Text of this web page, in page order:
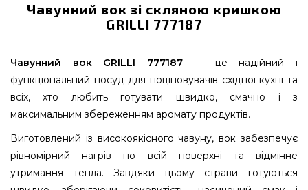
Чавунний вок зі скляною кришкою
GRILLI 777187
Чавунний вок GRILLI 777187— це надійний і
функціональний посуд для поціновувачів східної кухні та
всіх, хто любить готувати швидко, смачно і з
максимальним збереженням аромату продуктів.
Виготовлений із високоякісного чавуну, вок забезпечує
рівномірний нагрів по всій поверхні та відмінне
утримання тепла. Завдяки цьому страви готуються